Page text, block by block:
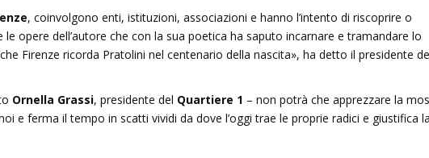
, coinvolgono enti, istituzioni, associazioni e hanno l’intento di riscoprire o
opere dell’autore che con la sua poetica ha saputo incarnare e tramandare lo
Firenze ricorda Pratolini nel centenario della nascita», ha detto il presidente
Ornella Grassi, presidente del Quartiere 1 – non potrà che apprezzare la
e ferma il tempo in scatti vividi da dove l’oggi trae le proprie radici e giustifica la